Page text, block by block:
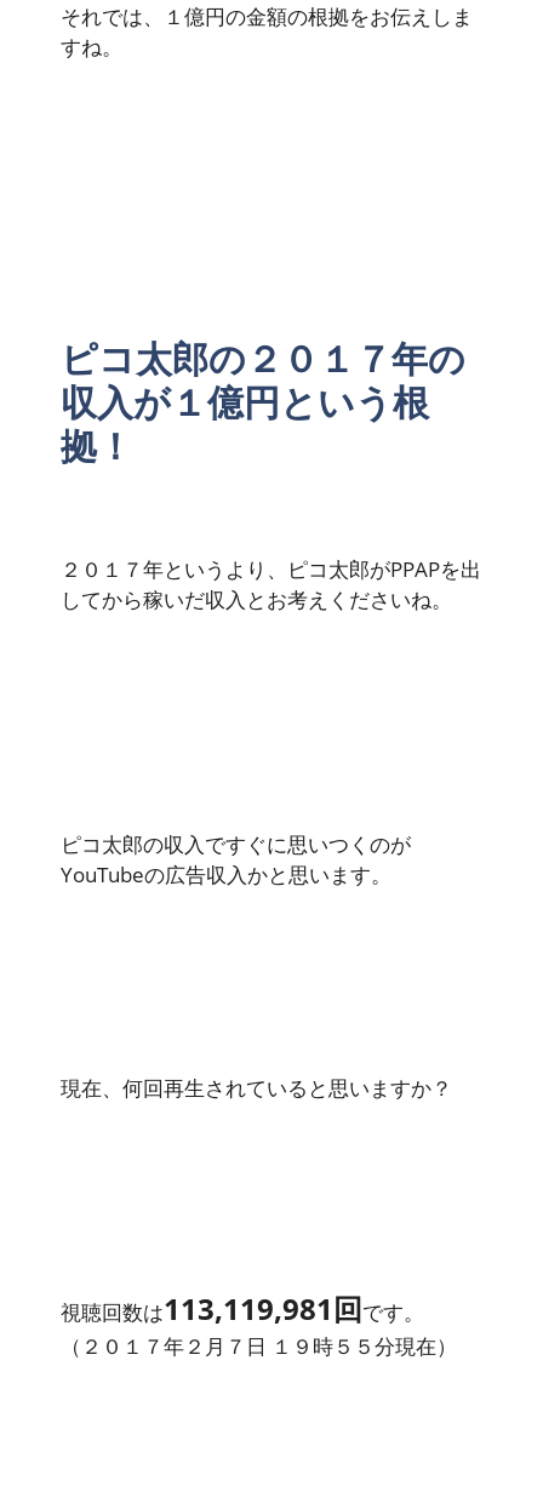
それでは、１億円の金額の根拠をお伝えしま
すね。
ピコ太郎の２０１７年の
収入が１億円という根
拠！
２０１７年というより、ピコ太郎がPPAPを出
してから稼いだ収入とお考えくださいね。
ピコ太郎の収入ですぐに思いつくのが
YouTubeの広告収入かと思います。
現在、何回再生されていると思いますか？
視聴回数は113,119,981回です。
（２０１７年２月７日 １９時５５分現在）